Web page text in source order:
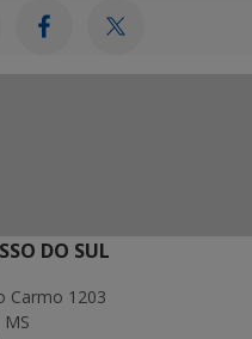
DO SUL
Carmo 1203